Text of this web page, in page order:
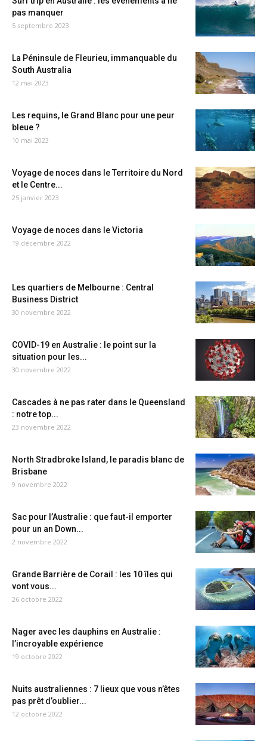
pas manquer
5 septembre 2023
La Péninsule de Fleurieu, immanquable du
South Australia
12 mai 2023
Les requins, le Grand Blanc pour une peur
bleue ?
10 mai 2023
Voyage de noces dans le Territoire du Nord
et le Centre...
25 janvier 2023
Voyage de noces dans le Victoria
19 décembre 2022
Les quartiers de Melbourne : Central
Business District
30 novembre 2022
COVID-19 en Australie : le point sur la
situation pour les...
30 novembre 2022
Cascades à ne pas rater dans le Queensland
: notre top...
23 novembre 2022
North Stradbroke Island, le paradis blanc de
Brisbane
9 novembre 2022
Sac pour l’Australie : que faut-il emporter
pour un an Down...
2 novembre 2022
Grande Barrière de Corail : les 10 îles qui
vont vous...
26 octobre 2022
Nager avec les dauphins en Australie :
l’incroyable expérience
19 octobre 2022
Nuits australiennes : 7 lieux que vous n’êtes
pas prêt d’oublier...
12 octobre 2022